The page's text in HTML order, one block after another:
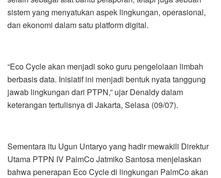
sistem yang menyatukan aspek lingkungan, operasional,
dan ekonomi dalam satu platform digital.
“Eco Cycle akan menjadi soko guru pengelolaan limbah
berbasis data. Inisiatif ini menjadi bentuk nyata tanggung
jawab lingkungan dari PTPN,” ujar Denaldy dalam
keterangan tertulisnya di Jakarta, Selasa (09/07).
Sementara itu Ugun Untaryo yang hadir mewakili Direktur
Utama PTPN IV PalmCo Jatmiko Santosa menjelaskan
bahwa penerapan Eco Cycle di lingkungan PalmCo akan